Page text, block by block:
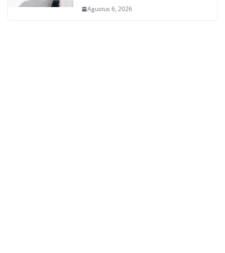
Agustus 6, 2026